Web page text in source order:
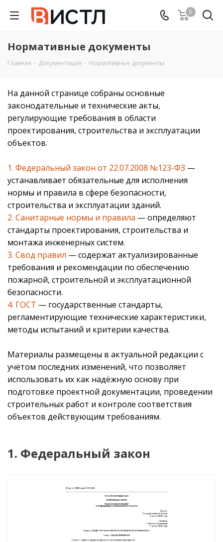
0
Нормативные документы
Главная - Документация - Нормативные документы
На данной странице собраны основные
законодательные и технические акты,
регулирующие требования в области
проектирования, строительства и эксплуатации
объектов.
1. Федеральный закон от 22.07.2008 №123-ФЗ —
устанавливает обязательные для исполнения
нормы и правила в сфере безопасности,
строительства и эксплуатации зданий.
2. Санитарные нормы и правила — определяют
стандарты проектирования, строительства и
монтажа инженерных систем.
3. Свод правил — содержат актуализированные
требования и рекомендации по обеспечению
пожарной, строительной и эксплуатационной
безопасности.
4. ГОСТ — государственные стандарты,
регламентирующие технические характеристики,
методы испытаний и критерии качества.
Материалы размещены в актуальной редакции с
учётом последних изменений, что позволяет
использовать их как надёжную основу при
подготовке проектной документации, проведении
строительных работ и контроле соответствия
объектов действующим требованиям.
1. Федеральный закон